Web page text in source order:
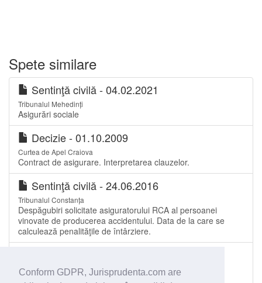
Conform GDPR, Jurisprudenta.com are
Spete similare
Sentinţă civilă - 04.02.2021
Tribunalul Mehedinți
Asigurări sociale
Decizie - 01.10.2009
Curtea de Apel Craiova
Contract de asigurare. Interpretarea clauzelor.
Sentinţă civilă - 24.06.2016
Tribunalul Constanța
Despăgubiri solicitate asiguratorului RCA al persoanei
vinovate de producerea accidentului. Data de la care se
calculează penalităţile de întârziere.
Tribunalul Dâmbovița
Calitatea procesuală a unităților administrati-teritoriale